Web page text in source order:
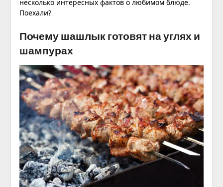
несколько интересных фактов о любимом блюде.
Поехали?
Почему шашлык готовят на углях и
шампурах